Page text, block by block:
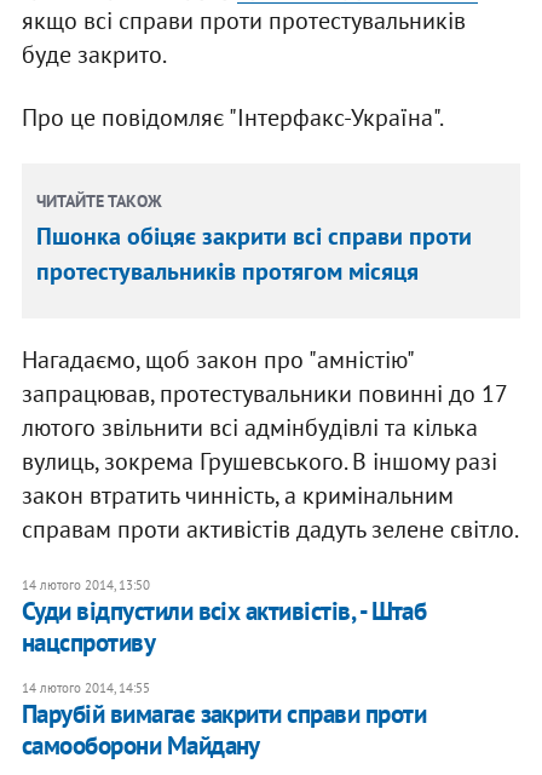
якщо всі справи проти протестувальників
буде закрито.
Про це повідомляє "Інтерфакс-Україна".
ЧИТАЙТЕ ТАКОЖ
Пшонка обіцяє закрити всі справи проти
протестувальників протягом місяця
Нагадаємо, щоб закон про "амністію"
запрацював, протестувальники повинні до 17
лютого звільнити всі адмінбудівлі та кілька
вулиць, зокрема Грушевського. В іншому разі
закон втратить чинність, а кримінальним
справам проти активістів дадуть зелене світло.
14 лютого 2014, 13:50
Суди відпустили всіх активістів, - Штаб
нацспротиву
14 лютого 2014, 14:55
Парубій вимагає закрити справи проти
самооборони Майдану